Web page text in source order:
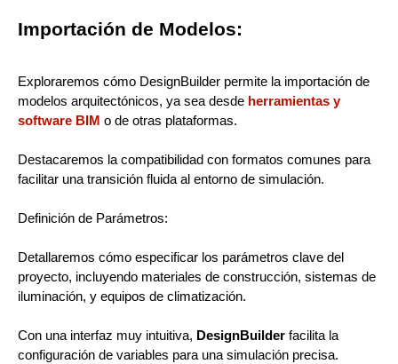
Importación de Modelos:
Exploraremos cómo DesignBuilder permite la importación de
modelos arquitectónicos, ya sea desde herramientas y
software BIM o de otras plataformas.
Destacaremos la compatibilidad con formatos comunes para
facilitar una transición fluida al entorno de simulación.
Definición de Parámetros:
Detallaremos cómo especificar los parámetros clave del
proyecto, incluyendo materiales de construcción, sistemas de
iluminación, y equipos de climatización.
Con una interfaz muy intuitiva, DesignBuilder facilita la
configuración de variables para una simulación precisa.